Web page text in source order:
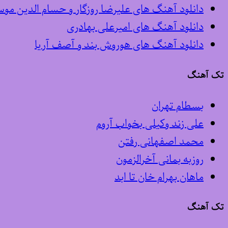
دانلود آهنگ های علیرضا روزگار و حسام الدین
دانلود آهنگ های امیرعلی بهادری
دانلود آهنگ های هوروش بند و آصف آریا
تک آهنگ
بسطام تهران
علی زند وکیلی بخواب آروم
محمد اصفهانی رفتن
روزبه بمانی آخرالزمون
ماهان بهرام خان تا ابد
تک آهنگ